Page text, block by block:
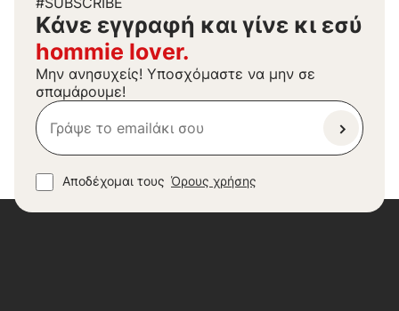
Kάνε εγγραφή και γίνε κι εσύ
hommie lover.
Μην ανησυχείς! Υποσχόμαστε να μην σε
σπαμάρουμε!
Αποδέχομαι τους Όρους χρήσης